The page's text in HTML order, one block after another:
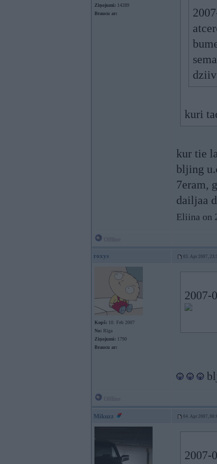
Ziņojumi: 14289
Braucu ar:
kuri
kur tie
bljing
7eram,
dailjaa
Eliina on
roxys 03. Apr 2007,
Kopš: 10. Feb 2007
No: Rīga
Ziņojumi: 1790
Braucu ar:
2007-
Mikuzz 04. Apr 2007,
2007-